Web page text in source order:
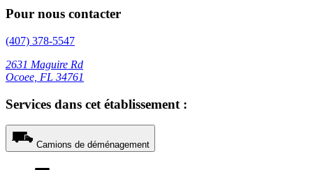
Pour nous contacter
(407) 378-5547
2631 Maguire Rd
Ocoee, FL 34761
Services dans cet établissement :
Camions de déménagement